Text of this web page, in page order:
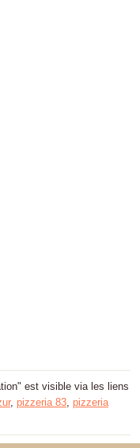
est visible via les liens
, pizzeria 83, pizzeria